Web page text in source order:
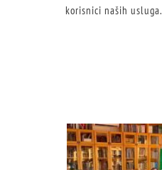
korisnici naših usluga.